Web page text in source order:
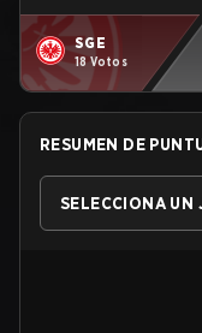
SGE
18 Votos
RESUMEN DE
SELECCIONA UN